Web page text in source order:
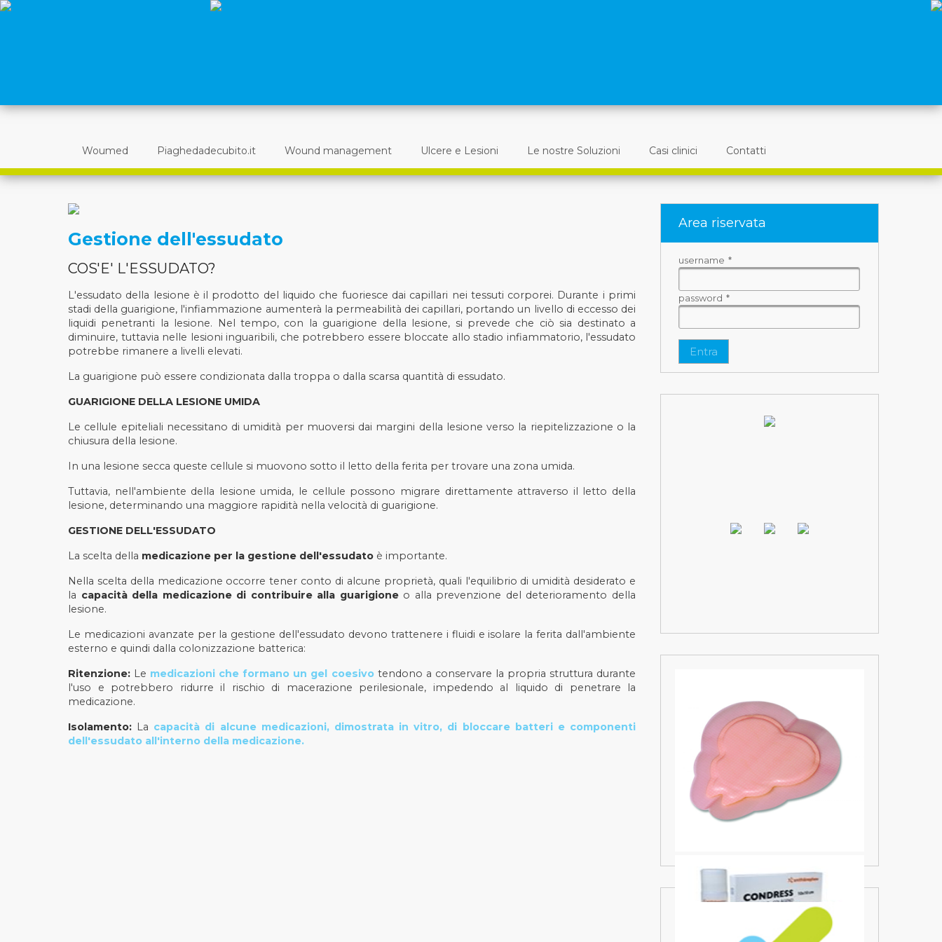
Woumed Piaghedadecubito.it Wound management Ulcere e Lesioni Le nostre Soluzioni Casi clinici Contatti
Area riservata
username *
password *
Entra
Gestione dell'essudato
COS'E' L'ESSUDATO?
L'essudato della lesione è il prodotto del liquido che fuoriesce dai capillari nei tessuti corporei. Durante i primi
stadi della guarigione, l'infiammazione aumenterà la permeabilità dei capillari, portando un livello di eccesso dei
liquidi penetranti la lesione. Nel tempo, con la guarigione della lesione, si prevede che ciò sia destinato a
diminuire, tuttavia nelle lesioni inguaribili, che potrebbero essere bloccate allo stadio infiammatorio, l'essudato
potrebbe rimanere a livelli elevati.
La guarigione può essere condizionata dalla troppa o dalla scarsa quantità di essudato.
GUARIGIONE DELLA LESIONE UMIDA
Le cellule epiteliali necessitano di umidità per muoversi dai margini della lesione verso la riepitelizzazione o la
chiusura della lesione.
In una lesione secca queste cellule si muovono sotto il letto della ferita per trovare una zona umida.
Tuttavia, nell'ambiente della lesione umida, le cellule possono migrare direttamente attraverso il letto della
lesione, determinando una maggiore rapidità nella velocità di guarigione.
GESTIONE DELL'ESSUDATO
La scelta della medicazione per la gestione dell'essudato è importante.
Nella scelta della medicazione occorre tener conto di alcune proprietà, quali l'equilibrio di umidità desiderato e
la capacità della medicazione di contribuire alla guarigioneo alla prevenzione del deterioramento della
lesione.
Le medicazioni avanzate per la gestione dell'essudato devono trattenere i fluidi e isolare la ferita dall'ambiente
esterno e quindi dalla colonizzazione batterica:
Ritenzione: Le medicazioni che formano un gel coesivotendono a conservare la propria struttura durante
l'uso e potrebbero ridurre il rischio di macerazione perilesionale, impedendo al liquido di penetrare la
medicazione.
Isolamento: La capacità di alcune medicazioni, dimostrata in vitro, di bloccare batteri e componenti
dell'essudato all'interno della medicazione.